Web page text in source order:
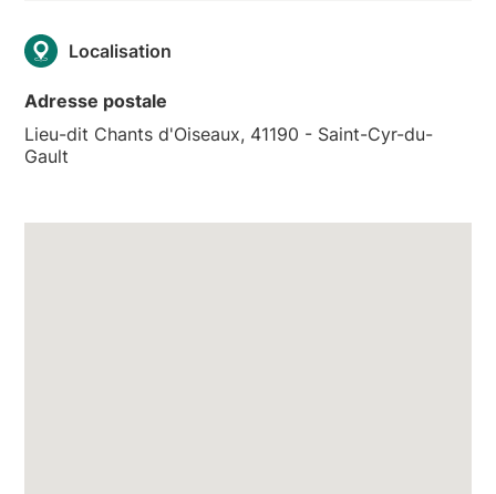
Localisation
Adresse postale
Lieu-dit Chants d'Oiseaux, 41190 - Saint-Cyr-du-
Gault